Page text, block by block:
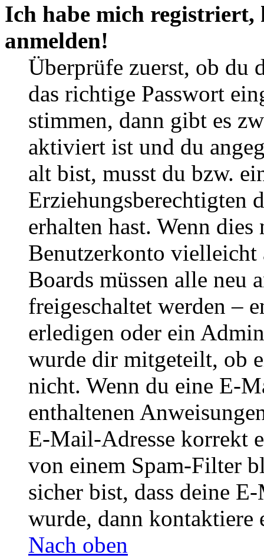
Ich habe mich
anmelden!
Überprüfe zuerst, ob du
das richtige Passwort
stimmen, dann gibt es
aktiviert ist und du
alt bist, musst du bzw.
Erziehungsberechtigten
erhalten hast. Wenn
Benutzerkonto
Boards müssen alle neu
freigeschaltet werden –
erledigen oder ein
wurde dir mitgeteilt, ob
nicht. Wenn du eine E-
enthaltenen
E-Mail-Adresse korrekt
von einem Spam-Filter
sicher bist, dass deine
wurde, dann kontaktiere
Nach oben